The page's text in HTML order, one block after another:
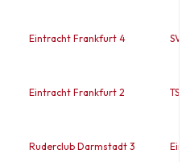
Eintracht Frankfurt 4 SV
Eintracht Frankfurt 2
Ruderclub Darmstadt 3